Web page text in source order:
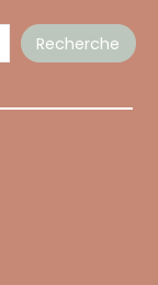
Recherche